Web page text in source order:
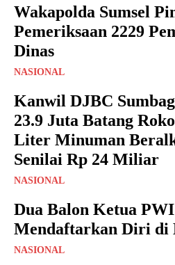
Wakapolda Sumsel
Pemeriksaan 2229
Dinas
NASIONAL
Kanwil DJBC
23.9 Juta Batang
Liter Minuman
Senilai Rp 24 Miliar
NASIONAL
Dua Balon Ketua
Mendaftarkan Diri di
NASIONAL